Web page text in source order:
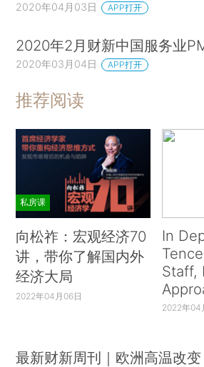
2020年04月03日 APP打开
2020年2月财新中国服务业
2020年03月04日 APP打开
推荐阅读
私房课
向松祚：宏观经济70
讲，带你了解国内外
经济大局
2022年04月06日
In
Staff,
2022年04
最新财新周刊｜欧洲高温改变